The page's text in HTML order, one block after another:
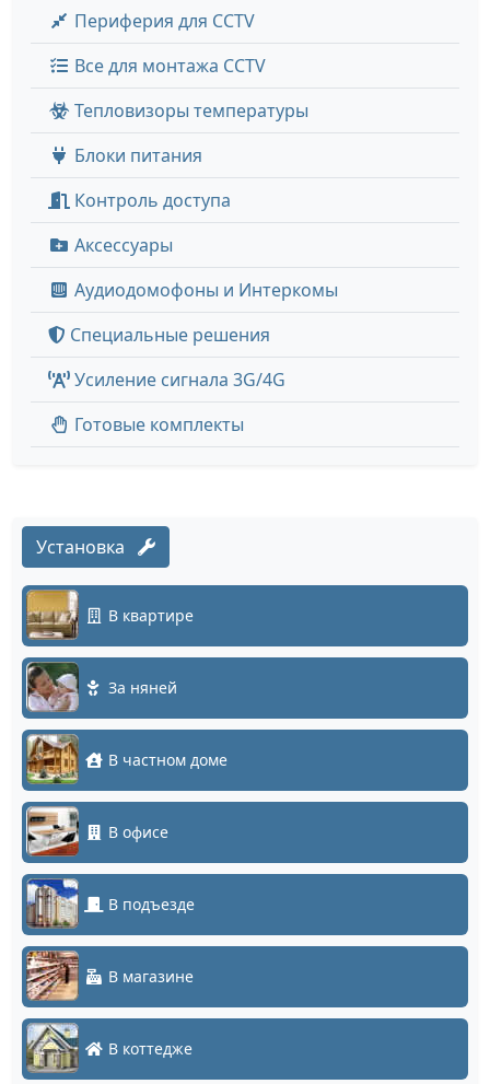
Периферия для CCTV
Все для монтажа CCTV
Тепловизоры температуры
Блоки питания
Контроль доступа
Аксессуары
Аудиодомофоны и Интеркомы
Специальные решения
Усиление сигнала 3G/4G
Готовые комплекты
Установка
В квартире
За няней
В частном доме
В офисе
В подъезде
В магазине
В коттедже